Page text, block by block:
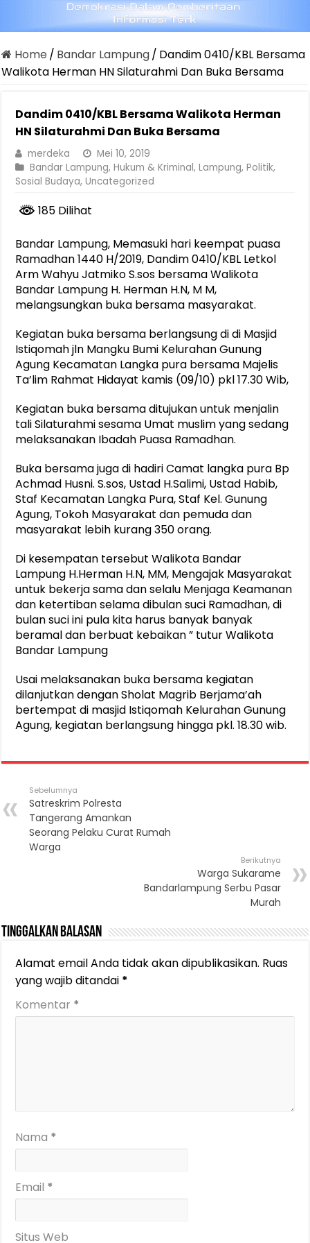
Home / Bandar Lampung/ Dandim 0410/KBL Bersama
Walikota Herman HN Silaturahmi Dan Buka Bersama
Dandim 0410/KBL Bersama Walikota Herman
HN Silaturahmi Dan Buka Bersama
merdeka
Mei 10, 2019
Bandar Lampung,Hukum & Kriminal,Lampung,Politik,
Sosial Budaya,Uncategorized
185 Dilihat
Bandar Lampung, Memasuki hari keempat puasa
Ramadhan 1440 H/2019, Dandim 0410/KBL Letkol
Arm Wahyu Jatmiko S.sos bersama Walikota
Bandar Lampung H. Herman H.N, M M,
melangsungkan buka bersama masyarakat.
Kegiatan buka bersama berlangsung di di Masjid
Istiqomah jln Mangku Bumi Kelurahan Gunung
Agung Kecamatan Langka pura bersama Majelis
Ta’lim Rahmat Hidayat kamis (09/10) pkl 17.30 Wib,
Kegiatan buka bersama ditujukan untuk menjalin
tali Silaturahmi sesama Umat muslim yang sedang
melaksanakan Ibadah Puasa Ramadhan.
Buka bersama juga di hadiri Camat langka pura Bp
Achmad Husni. S.sos, Ustad H.Salimi, Ustad Habib,
Staf Kecamatan Langka Pura, Staf Kel. Gunung
Agung, Tokoh Masyarakat dan pemuda dan
masyarakat lebih kurang 350 orang.
Di kesempatan tersebut Walikota Bandar
Lampung H.Herman H.N, MM, Mengajak Masyarakat
untuk bekerja sama dan selalu Menjaga Keamanan
dan ketertiban selama dibulan suci Ramadhan, di
bulan suci ini pula kita harus banyak banyak
beramal dan berbuat kebaikan ” tutur Walikota
Bandar Lampung
Usai melaksanakan buka bersama kegiatan
dilanjutkan dengan Sholat Magrib Berjama’ah
bertempat di masjid Istiqomah Kelurahan Gunung
Agung, kegiatan berlangsung hingga pkl. 18.30 wib.
Sebelumnya
Satreskrim Polresta
Tangerang Amankan
Seorang Pelaku Curat Rumah
Warga
Berikutnya
Warga Sukarame
Bandarlampung Serbu Pasar
Murah
Tinggalkan Balasan
Alamat email Anda tidak akan dipublikasikan. Ruas
yang wajib ditandai *
Komentar *
Nama *
Email *
Situs Web